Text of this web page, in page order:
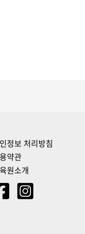
정보 처리방침
약관
원소개